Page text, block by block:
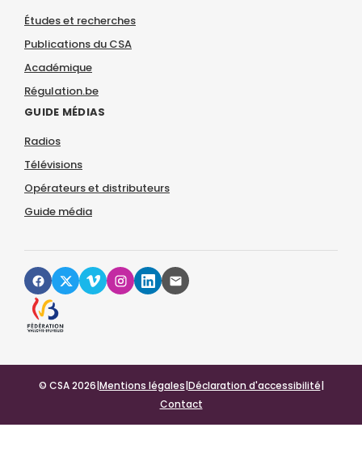
Études et recherches
Publications du CSA
Académique
Régulation.be
GUIDE MÉDIAS
Radios
Télévisions
Opérateurs et distributeurs
Guide média
© CSA 2026|Mentions légales|Déclaration d'accessibilité|
Contact